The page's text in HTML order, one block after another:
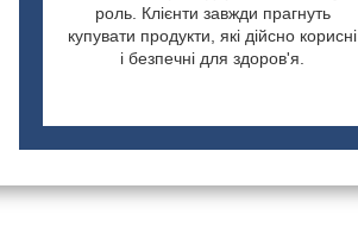
роль. Клієнти завжди прагнуть
купувати продукти, які дійсно корисні
і безпечні для здоров'я.